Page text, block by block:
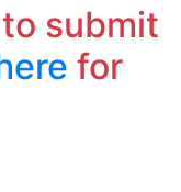
submit
for